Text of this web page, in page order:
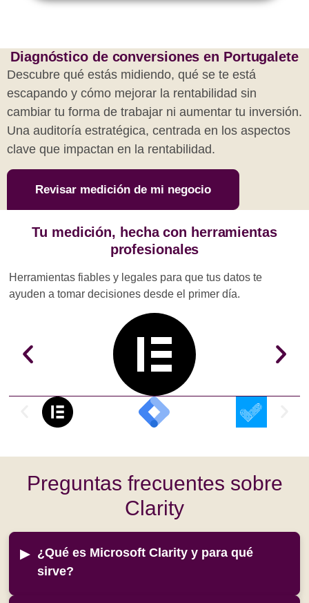
Diagnóstico de conversiones en Portugalete
Descubre qué estás midiendo, qué se te está
escapando y cómo mejorar la rentabilidad sin
cambiar tu forma de trabajar ni aumentar tu inversión.
Una auditoría estratégica, centrada en los aspectos
clave que impactan en la rentabilidad.
Revisar medición de mi negocio
Tu medición, hecha con herramientas
profesionales
Herramientas fiables y legales para que tus datos te
ayuden a tomar decisiones desde el primer día.
Preguntas frecuentes sobre
Clarity
¿Qué es Microsoft Clarity y para qué
sirve?